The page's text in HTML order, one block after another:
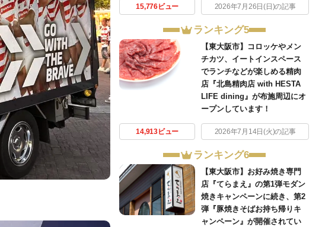
15,776ビュー 2026年7月26日(日)の記事
ランキング5
【東大阪市】コロッケやメン
チカツ、イートインスペース
でランチなどが楽しめる精肉
店『北島精肉店 with HESTA
LIFE dining』が布施周辺にオ
ープンしています！
14,913ビュー 2026年7月14日(火)の記事
ランキング6
【東大阪市】お好み焼き専門
店『てらまえ』の第1弾モダン
焼きキャンペーンに続き、第2
弾『豚焼きそばお持ち帰りキ
ャンペーン』が開催されてい